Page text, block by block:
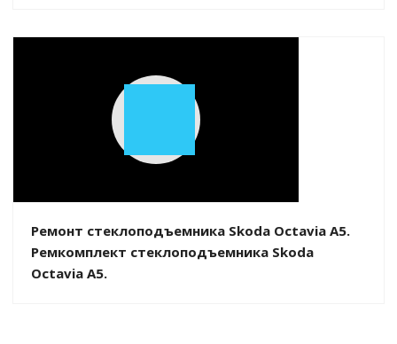
Play
Ремонт стеклоподъемника Skoda Octavia A5.
Ремкомплект стеклоподъемника Skoda
Octavia A5.